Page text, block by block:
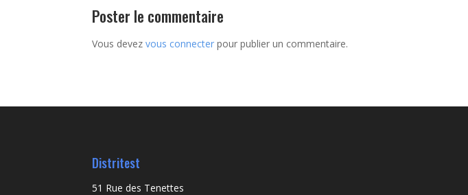
Poster le commentaire
Vous devezvous connecter pour publier un commentaire.
Distritest
51 Rue des Tenettes